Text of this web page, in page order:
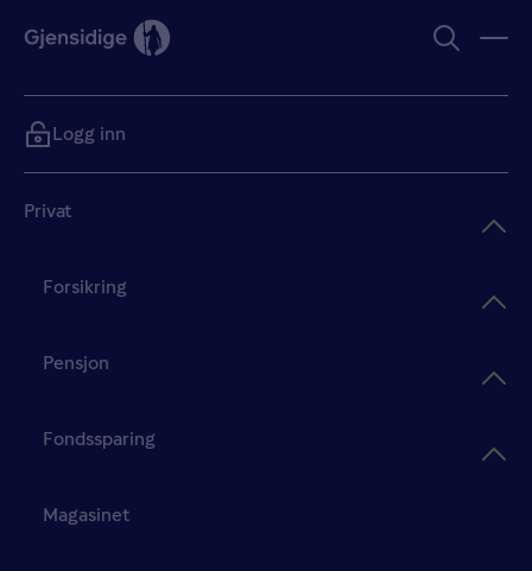
Privat
Forsikring
Pensjon
Fondssparing
Magasinet
Logg inn